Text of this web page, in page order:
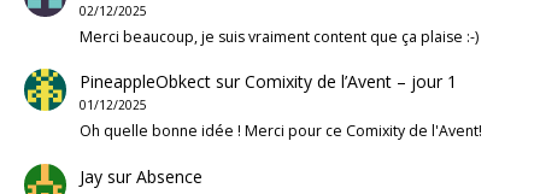
02/12/2025
Merci beaucoup, je suis vraiment content que ça plaise :-)
PineappleObkectsurComixity de l’Avent – jour 1
01/12/2025
Oh quelle bonne idée ! Merci pour ce Comixity de l'Avent!
JaysurAbsence